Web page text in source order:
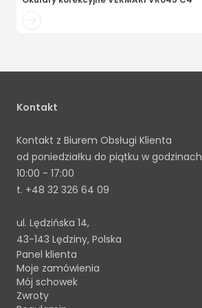
Kontakt
Kontakt z Biurem Obsługi Klienta
od poniedziałku do piątku w godzinach
10:00 - 17:00
t. +48 32 326 64 09
ul. Lędzińska 14,
43-143 Lędziny, Polska
Panel klienta
Moje zamówienia
Mój schowek
Zwroty